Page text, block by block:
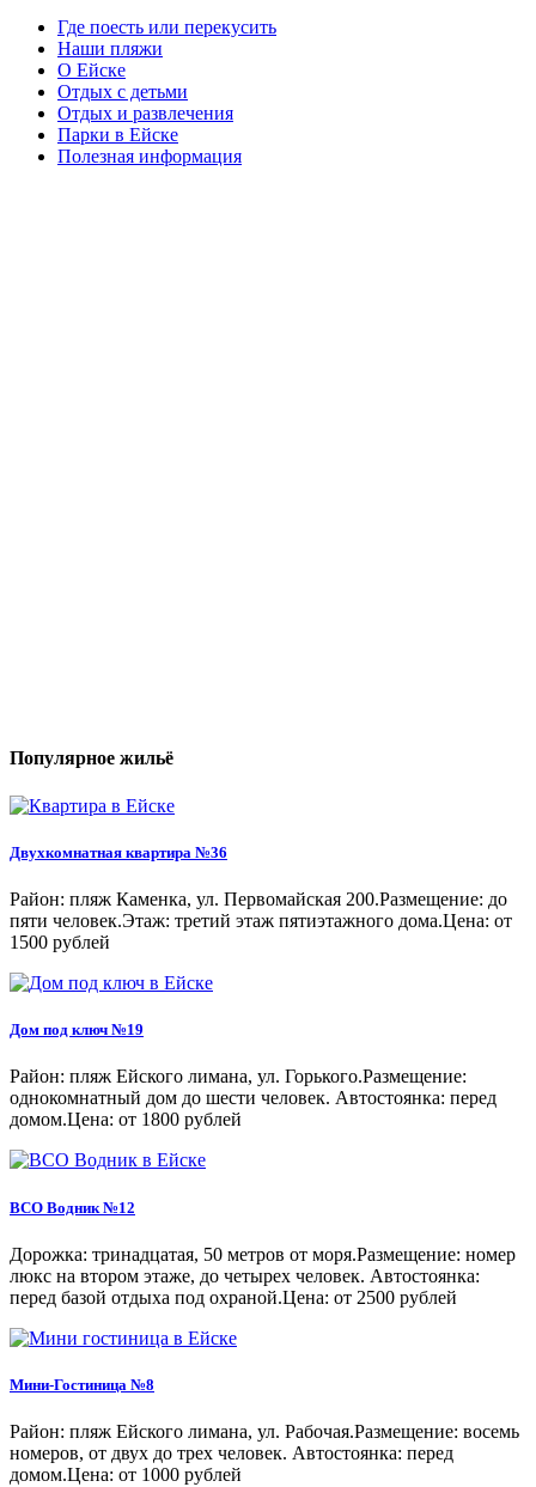
Где поесть или перекусить
Наши пляжи
О Ейске
Отдых с детьми
Отдых и развлечения
Парки в Ейске
Полезная информация
Популярное жильё
Двухкомнатная квартира №36
Район: пляж Каменка, ул. Первомайская 200.Размещение: до
пяти человек.Этаж: третий этаж пятиэтажного дома.Цена: от
1500 рублей
Дом под ключ №19
Район: пляж Ейского лимана, ул. Горького.Размещение:
однокомнатный дом до шести человек. Автостоянка: перед
домом.Цена: от 1800 рублей
ВСО Водник №12
Дорожка: тринадцатая, 50 метров от моря.Размещение: номер
люкс на втором этаже, до четырех человек. Автостоянка:
перед базой отдыха под охраной.Цена: от 2500 рублей
Мини-Гостиница №8
Район: пляж Ейского лимана, ул. Рабочая.Размещение: восемь
номеров, от двух до трех человек. Автостоянка: перед
домом.Цена: от 1000 рублей